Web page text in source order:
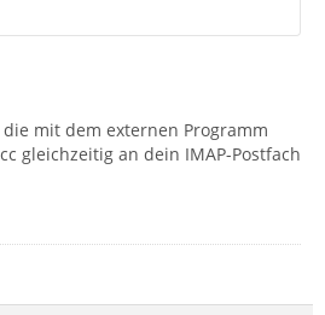
mit dem externen Programm
gleichzeitig an dein IMAP-Postfach